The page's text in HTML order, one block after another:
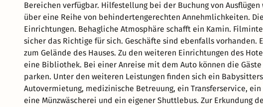
Bereichen verfügbar. Hilfestellung bei der Buchung von
über eine Reihe von behindertengerechten Annehmlichkeiten.
Einrichtungen. Behagliche Atmosphäre schafft ein Kamin.
sicher das Richtige für sich. Geschäfte sind ebenfalls vorhanden.
zum Gelände des Hauses. Zu den weiteren Einrichtungen des
eine Bibliothek. Bei einer Anreise mit dem Auto können die
parken. Unter den weiteren Leistungen finden sich ein
Autovermietung, medizinische Betreuung, ein Transferservice,
eine Münzwäscherei und ein eigener Shuttlebus. Zur Erkundung